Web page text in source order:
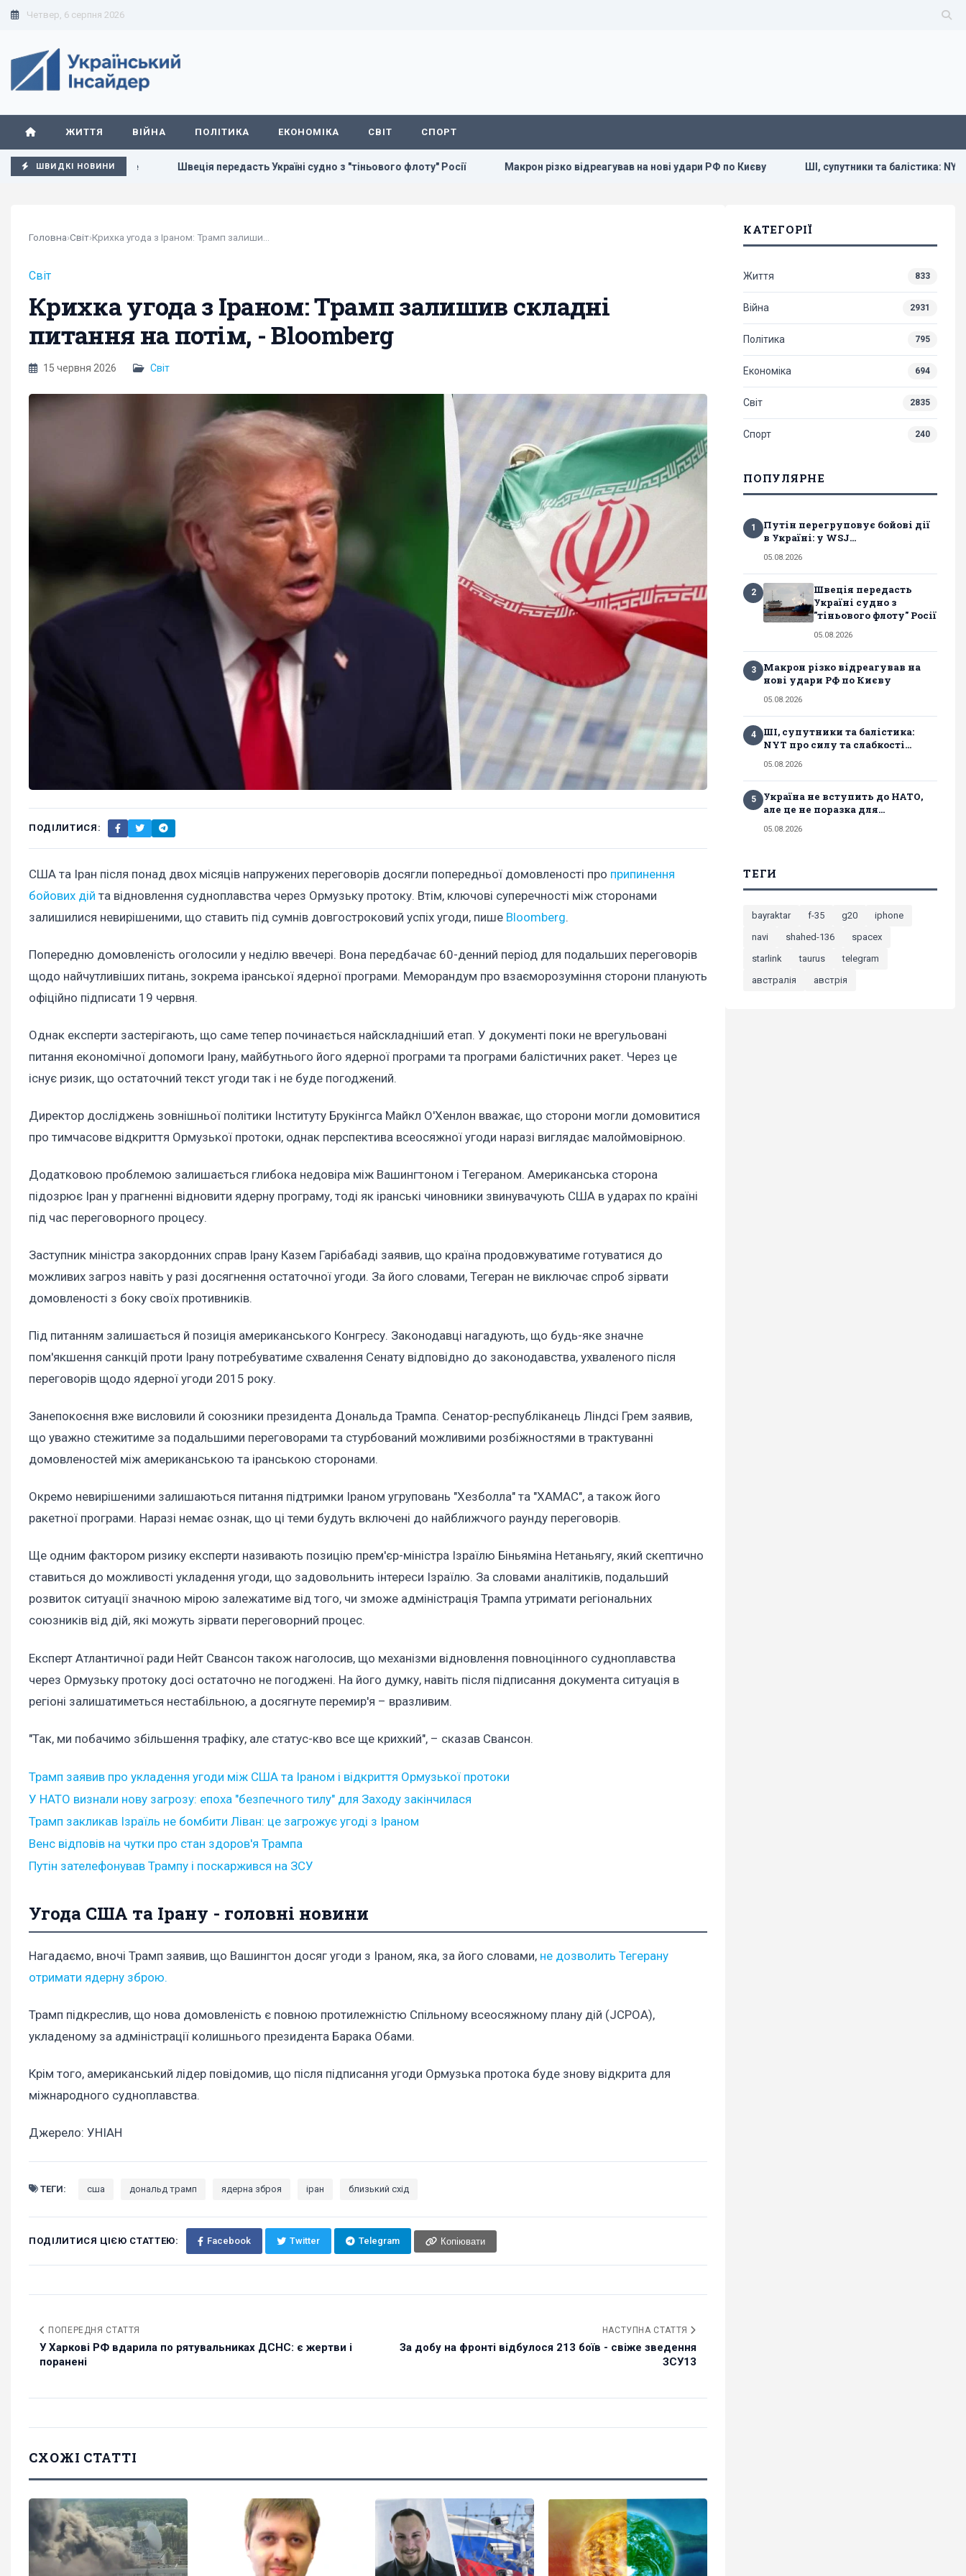
Четвер, 6 серпня 2026
ЖИТТЯ ВІЙНА ПОЛІТИКА ЕКОНОМІКА СВІТ СПОРТ
ШВИДКІ НОВИНИ
прагне Швеція передасть Україні судно з "тіньового флоту" Росії Макрон різко відреагував на нові удари РФ по Києву ШІ, супутники та балістика: NYT про силу та
Головна›Світ›
Світ
Крихка угода з Іраном: Трамп залишив складні
питання на потім, - Bloomberg
15 червня 2026 Світ
ПОДІЛИТИСЯ:
США та Іран після понад двох місяців напружених переговорів досягли попередньої домовленості про припинення
бойових дій та відновлення судноплавства через Ормузьку протоку. Втім, ключові суперечності між сторонами
залишилися невирішеними, що ставить під сумнів довгостроковий успіх угоди, пише Bloomberg.
Попередню домовленість оголосили у неділю ввечері. Вона передбачає 60-денний період для подальших переговорів
щодо найчутливіших питань, зокрема іранської ядерної програми. Меморандум про взаєморозуміння сторони планують
офіційно підписати 19 червня.
Однак експерти застерігають, що саме тепер починається найскладніший етап. У документі поки не врегульовані
питання економічної допомоги Ірану, майбутнього його ядерної програми та програми балістичних ракет. Через це
існує ризик, що остаточний текст угоди так і не буде погоджений.
Директор досліджень зовнішньої політики Інституту Брукінгса Майкл О'Хенлон вважає, що сторони могли домовитися
про тимчасове відкриття Ормузької протоки, однак перспектива всеосяжної угоди наразі виглядає малоймовірною.
Додатковою проблемою залишається глибока недовіра між Вашингтоном і Тегераном. Американська сторона
підозрює Іран у прагненні відновити ядерну програму, тоді як іранські чиновники звинувачують США в ударах по країні
під час переговорного процесу.
Заступник міністра закордонних справ Ірану Казем Гарібабаді заявив, що країна продовжуватиме готуватися до
можливих загроз навіть у разі досягнення остаточної угоди. За його словами, Тегеран не виключає спроб зірвати
домовленості з боку своїх противників.
Під питанням залишається й позиція американського Конгресу. Законодавці нагадують, що будь-яке значне
пом'якшення санкцій проти Ірану потребуватиме схвалення Сенату відповідно до законодавства, ухваленого після
переговорів щодо ядерної угоди 2015 року.
Занепокоєння вже висловили й союзники президента Дональда Трампа. Сенатор-республіканець Ліндсі Грем заявив,
що уважно стежитиме за подальшими переговорами та стурбований можливими розбіжностями в трактуванні
домовленостей між американською та іранською сторонами.
Окремо невирішеними залишаються питання підтримки Іраном угруповань "Хезболла" та "ХАМАС", а також його
ракетної програми. Наразі немає ознак, що ці теми будуть включені до найближчого раунду переговорів.
Ще одним фактором ризику експерти називають позицію прем'єр-міністра Ізраїлю Біньяміна Нетаньягу, який скептично
ставиться до можливості укладення угоди, що задовольнить інтереси Ізраїлю. За словами аналітиків, подальший
розвиток ситуації значною мірою залежатиме від того, чи зможе адміністрація Трампа утримати регіональних
союзників від дій, які можуть зірвати переговорний процес.
Експерт Атлантичної ради Нейт Свансон також наголосив, що механізми відновлення повноцінного судноплавства
через Ормузьку протоку досі остаточно не погоджені. На його думку, навіть після підписання документа ситуація в
регіоні залишатиметься нестабільною, а досягнуте перемир'я – вразливим.
"Так, ми побачимо збільшення трафіку, але статус-кво все ще крихкий", – сказав Свансон.
Трамп заявив про укладення угоди між США та Іраном і відкриття Ормузької протоки
У НАТО визнали нову загрозу: епоха "безпечного тилу" для Заходу закінчилася
Трамп закликав Ізраїль не бомбити Ліван: це загрожує угоді з Іраном
Венс відповів на чутки про стан здоров'я Трампа
Путін зателефонував Трампу і поскаржився на ЗСУ
Угода США та Ірану - головні новини
Нагадаємо, вночі Трамп заявив, що Вашингтон досяг угоди з Іраном, яка, за його словами, не дозволить Тегерану
отримати ядерну зброю.
Трамп підкреслив, що нова домовленість є повною протилежністю Спільному всеосяжному плану дій (JCPOA),
укладеному за адміністрації колишнього президента Барака Обами.
Крім того, американський лідер повідомив, що після підписання угоди Ормузька протока буде знову відкрита для
міжнародного судноплавства.
Джерело: УНІАН
ТЕГИ: сша дональд трамп ядерна зброя іран близький схід
ПОДІЛИТИСЯ ЦІЄЮ СТАТТЕЮ: Facebook Twitter Telegram Копіювати
ПОПЕРЕДНЯ СТАТТЯ
У Харкові РФ вдарила по рятувальниках ДСНС: є жертви і
поранені
НАСТУПНА СТАТТЯ
За добу на фронті відбулося 213 боїв - свіже зведення
ЗСУ13
СХОЖІ СТАТТІ
КАТЕГОРІЇ
Життя 833
Війна 2931
Політика 795
Економіка 694
Світ 2835
Спорт 240
ПОПУЛЯРНЕ
1
Путін перегруповує бойові дії
в Україні: у WSJ...
05.08.2026
2
Швеція передасть
Україні судно з
"тіньового флоту" Росії
05.08.2026
3
Макрон різко відреагував на
нові удари РФ по Києву
05.08.2026
4
ШІ, супутники та балістика:
NYT про силу та слабкості...
05.08.2026
5
Україна не вступить до НАТО,
але це не поразка для...
05.08.2026
ТЕГИ
bayraktar f-35 g20
iphone
navi
shahed-136
spacex
starlink
taurus
telegram
австралія
австрія